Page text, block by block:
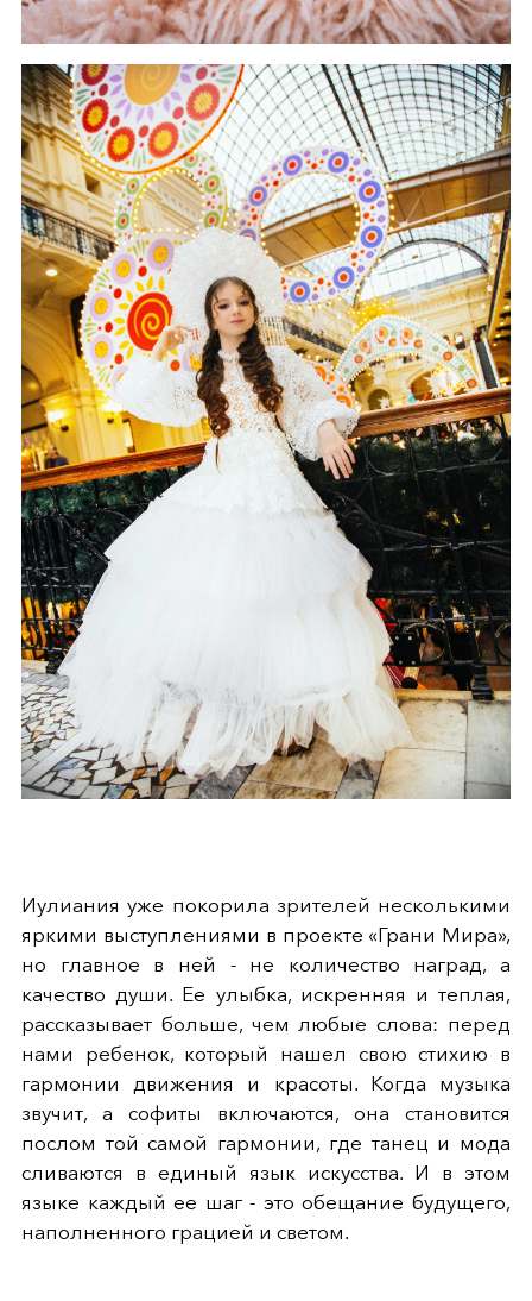
Иулиания уже покорила зрителей несколькими
яркими выступлениями в проекте «Грани Мира»,
но главное в ней - не количество наград, а
качество души. Ее улыбка, искренняя и теплая,
рассказывает больше, чем любые слова: перед
нами ребенок, который нашел свою стихию в
гармонии движения и красоты. Когда музыка
звучит, а софиты включаются, она становится
послом той самой гармонии, где танец и мода
сливаются в единый язык искусства. И в этом
языке каждый ее шаг - это обещание будущего,
наполненного грацией и светом.